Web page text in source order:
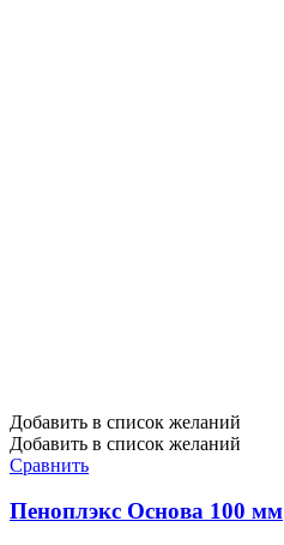
Добавить в список желаний
Добавить в список желаний
Сравнить
Пеноплэкс Основа 100 мм